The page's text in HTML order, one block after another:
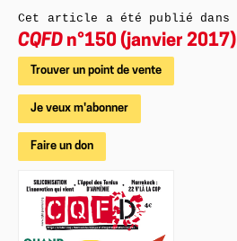
Cet article a été publié dans
CQFD n°150 (janvier 2017)
Trouver un point de vente
Je veux m'abonner
Faire un don